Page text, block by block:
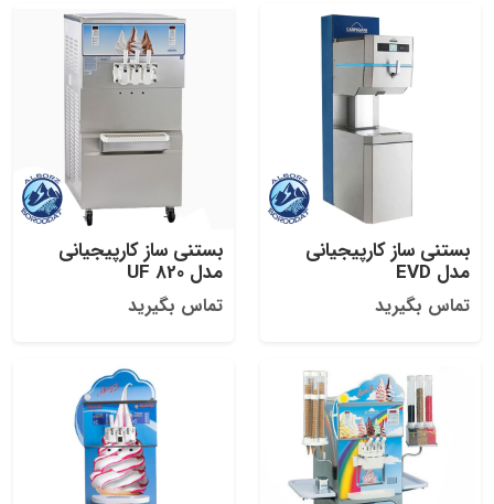
بستنی ساز کارپیجیانی
مدل EVD
تماس بگیرید
بستنی ساز کارپیجیانی
مدل UF 820
تماس بگیرید